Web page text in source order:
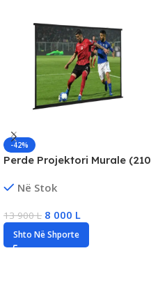
-42%
Perde Projektori Murale (210
Në Stok
13 900L 8 000 L
Shto Në Shporte